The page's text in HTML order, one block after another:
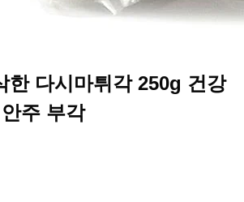
한 다시마튀각 250g 건강
주 부각